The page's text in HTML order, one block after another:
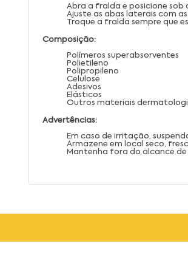
Abra a fralda e posicione
Ajuste as abas laterais com
Troque a fralda sempre que
Composição:
Polímeros superabsorventes
Polietileno
Polipropileno
Celulose
Adesivos
Elásticos
Outros materiais
Advertências:
Em caso de irritação,
Armazene em local seco,
Mantenha fora do alcance de